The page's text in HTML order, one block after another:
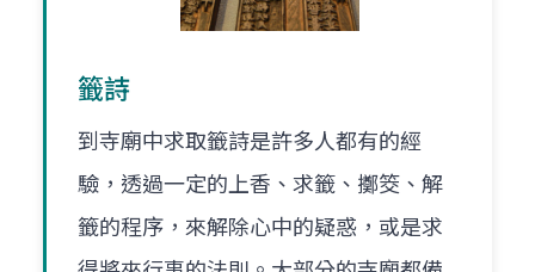
籤詩
到寺廟中求取籤詩是許多人都有的經
驗，透過一定的上香、求籤、擲筊、解
籤的程序，來解除心中的疑惑，或是求